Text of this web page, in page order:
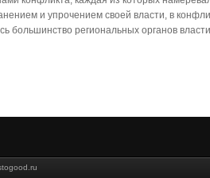
и упрочением своей власти, в
большинство региональных органов